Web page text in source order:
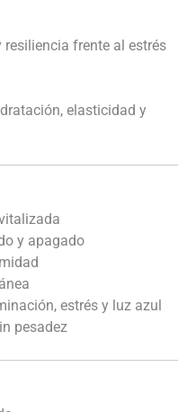
frente al estrés
elasticidad y
y apagado
estrés y luz azul
pesadez